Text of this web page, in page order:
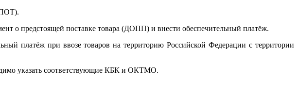
о предстоящей поставке товара (ДОПП) и внести обеспечительный платёж.
платёж при ввозе товаров на территорию Российской Федерации с территории
указать соответствующие КБК и ОКТМО.